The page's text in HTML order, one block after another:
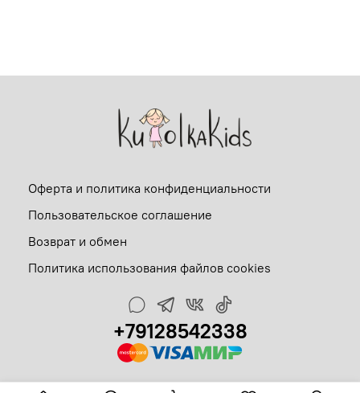
Оферта и политика конфиденциальности
Пользовательское соглашение
Возврат и обмен
Политика использования файлов cookies
+79128542338